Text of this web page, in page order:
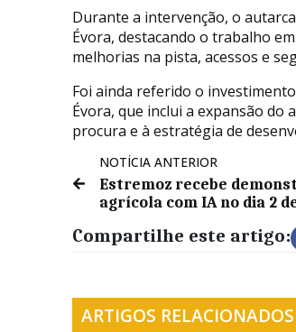
Durante a intervenção, o
Évora, destacando o trabalho
melhorias na pista, acessos e
Foi ainda referido o
Évora, que inclui a expansão
procura e à estratégia de
NOTÍCIA ANTERIOR
Estremoz recebe
agrícola com IA no dia 2
Compartilhe este artigo:
ARTIGOS RELACIONADOS